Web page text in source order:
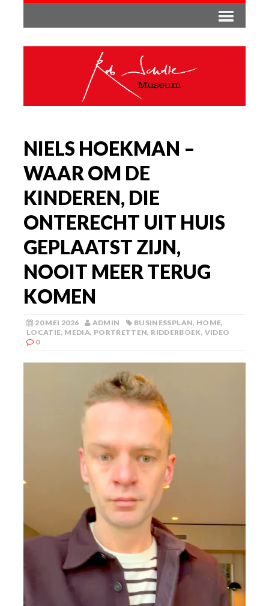
NIELS HOEKMAN –
WAAR OM DE
KINDEREN, DIE
ONTERECHT UIT HUIS
GEPLAATST ZIJN,
NOOIT MEER TERUG
KOMEN
20 MEI 2026 ADMIN BUSINESSPLAN, HOME,
LOCATIE, MEDIA, PORTRETTEN, RIDDERBOEK, VIDEO
0